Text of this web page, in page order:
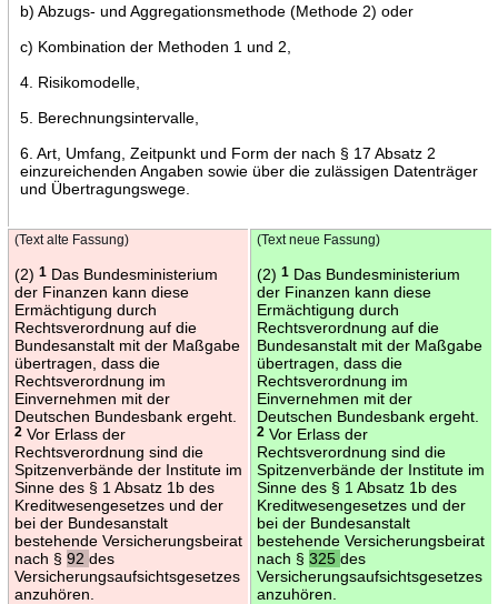
b) Abzugs- und Aggregationsmethode (Methode 2) oder
c) Kombination der Methoden 1 und 2,
4. Risikomodelle,
5. Berechnungsintervalle,
6. Art, Umfang, Zeitpunkt und Form der nach § 17 Absatz 2
einzureichenden Angaben sowie über die zulässigen Datenträger
und Übertragungswege.
(Text alte Fassung)
(2) 1Das Bundesministerium
der Finanzen kann diese
Ermächtigung durch
Rechtsverordnung auf die
Bundesanstalt mit der Maßgabe
übertragen, dass die
Rechtsverordnung im
Einvernehmen mit der
Deutschen Bundesbank ergeht.
2Vor Erlass der
Rechtsverordnung sind die
Spitzenverbände der Institute im
Sinne des § 1 Absatz 1b des
Kreditwesengesetzes und der
bei der Bundesanstalt
bestehende Versicherungsbeirat
nach § 92 des
Versicherungsaufsichtsgesetzes
anzuhören.
(Text neue Fassung)
(2) 1Das Bundesministerium
der Finanzen kann diese
Ermächtigung durch
Rechtsverordnung auf die
Bundesanstalt mit der Maßgabe
übertragen, dass die
Rechtsverordnung im
Einvernehmen mit der
Deutschen Bundesbank ergeht.
2Vor Erlass der
Rechtsverordnung sind die
Spitzenverbände der Institute im
Sinne des § 1 Absatz 1b des
Kreditwesengesetzes und der
bei der Bundesanstalt
bestehende Versicherungsbeirat
nach § 325 des
Versicherungsaufsichtsgesetzes
anzuhören.